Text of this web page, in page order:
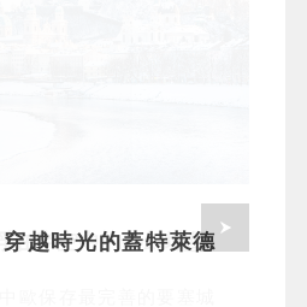
穿越時光的蓋特萊德
在半空中的夢幻城堡